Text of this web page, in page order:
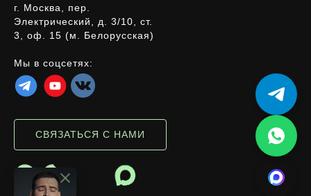
г. Москва, пер.
Электрический, д. 3/10, ст.
3, оф. 15 (м. Белорусская)
Мы в соцсетях:
СВЯЗАТЬСЯ С НАМИ